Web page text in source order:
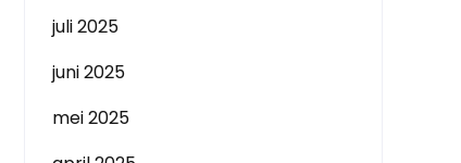
juli 2025
juni 2025
mei 2025